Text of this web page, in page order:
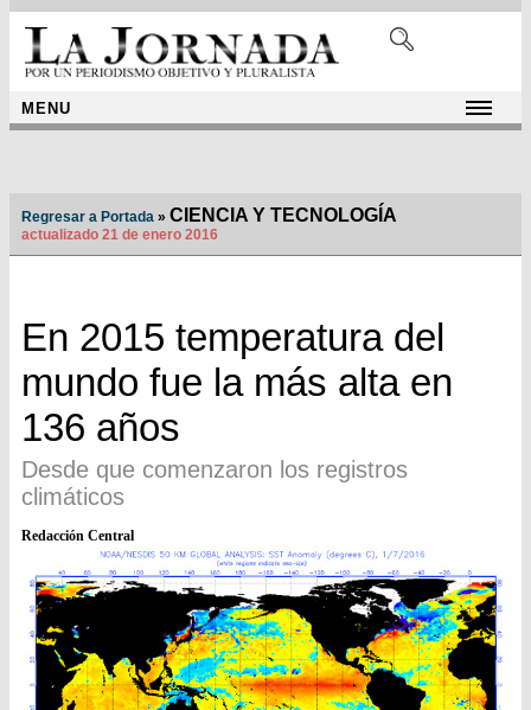
MENU
Regresar a Portada » CIENCIA Y TECNOLOGÍA
actualizado 21 de enero 2016
En 2015 temperatura del
mundo fue la más alta en
136 años
Desde que comenzaron los registros
climáticos
Redacción Central